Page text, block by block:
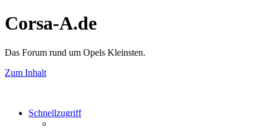
Corsa-A.de
Das Forum rund um Opels Kleinsten.
Zum Inhalt
Schnellzugriff